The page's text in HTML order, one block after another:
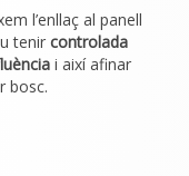
l’enllaç al panell
tenir controlada
i així afinar
bosc.